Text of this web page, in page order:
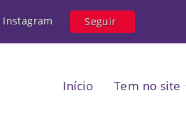
Instagram Seguir
Início Tem no site